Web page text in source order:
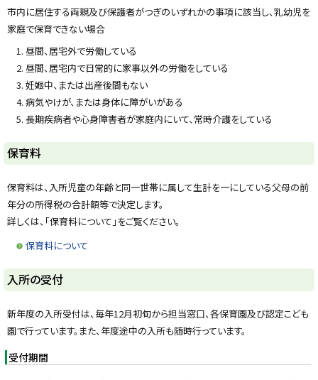
プ
に
市内に居住する両親及び保護者がつぎのいずれかの事項に該当し、乳幼児を
家庭で保育できない場合
昼間、居宅外で労働している
昼間、居宅内で日常的に家事以外の労働をしている
妊娠中、または出産後間もない
病気やけが、または身体に障がいがある
長期疾病者や心身障害者が家庭内にいて、常時介護をしている
ト
ッ
プ
に
戻
保育料
保育料は、入所児童の年齢と同一世帯に属して生計を一にしている父母の前
年分の所得税の合計額等で決定します。
詳しくは、「保育料について」をご覧ください。
保育料について
ト
ッ
プ
に
る
入所の受付
新年度の入所受付は、毎年12月初旬から担当窓口、各保育園及び認定こども
園で行っています。また、年度途中の入所も随時行っています。
受付期間